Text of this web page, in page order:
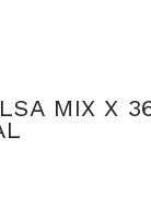
MIX X